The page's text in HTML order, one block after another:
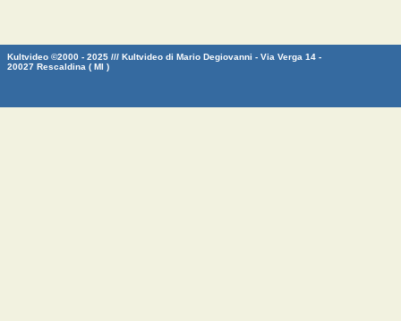
Kultvideo ©2000 - 2025 /// Kultvideo di Mario Degiovanni - Via Verga 14 -
20027 Rescaldina ( MI )